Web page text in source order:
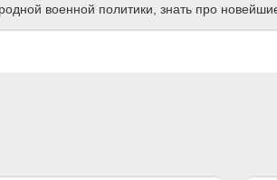
военной политики, знать про